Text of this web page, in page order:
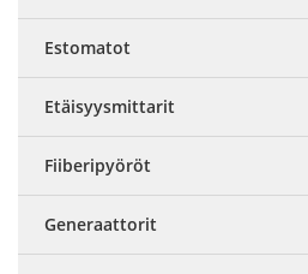
Estomatot
Etäisyysmittarit
Fiiberipyöröt
Generaattorit